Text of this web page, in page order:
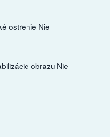
ostrenie Nie
obrazu Nie